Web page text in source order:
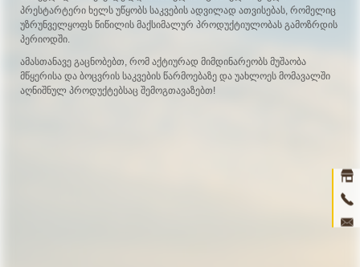
პრესტარტერი ხელს უწყობს საკვების ადვილად ათვისებას, რომელიც
უზრუნველყოფს წიწილის მაქსიმალურ პროდუქტიულობას გამოზრდის
პერიოდში.
ამასთანავე გაცნობებთ, რომ აქტიურად მიმდინარეობს მუშაობა
მწყერისა და ბოცვრის საკვების წარმოებაზე და უახლოეს მომავალში
აღნიშნულ პროდუქტებსაც შემოგთავაზებთ!